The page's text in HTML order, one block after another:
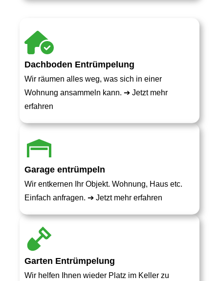
Dachboden Entrümpelung
Wir räumen alles weg, was sich in einer
Wohnung ansammeln kann. ➔ Jetzt mehr
erfahren
Garage entrümpeln
Wir entkernen Ihr Objekt. Wohnung, Haus etc.
Einfach anfragen. ➔ Jetzt mehr erfahren
Garten Entrümpelung
Wir helfen Ihnen wieder Platz im Keller zu